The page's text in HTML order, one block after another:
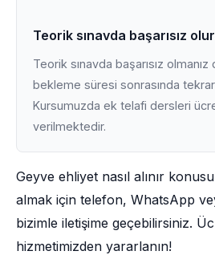
Teorik sınavda başarısız
Teorik sınavda başarısız
bekleme süresi sonrasında
Kursumuzda ek telafi dersleri
verilmektedir.
Geyve ehliyet nasıl alınır
almak için telefon, WhatsApp
bizimle iletişime geçebilirsiniz.
hizmetimizden yararlanın!